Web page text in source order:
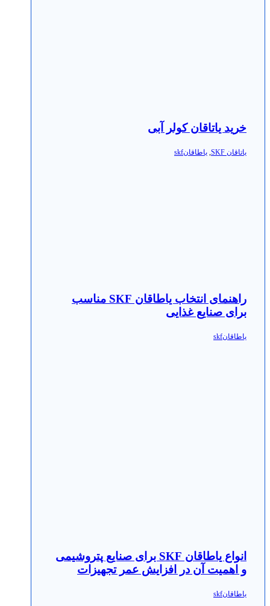
خرید یاتاقان کولر آبی
یاتاقان SKF یاطاقانskf
راهنمای انتخاب یاطاقان SKF مناسب
برای صنایع غذایی
یاطاقانskf
انواع یاطاقان SKF برای صنایع پتروشیمی
و اهمیت آن در افزایش عمر تجهیزات
یاطاقانskf